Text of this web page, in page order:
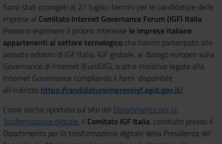
Sono stati prorogati al 27 luglio i termini per le candidature delle
imprese al Comitato Internet Governance Forum (IGF) Italia.
Possono esprimere il proprio interesse le imprese italiane
appartenenti al settore tecnologico che hanno partecipato alle
passate edizioni di IGF Italia, IGF globale, al dialogo europeo sulla
Governance di Internet (EuroDIG), o altre iniziative legate alla
Internet Governance compilando il form disponibile
all’indirizzo https://candidatureimpreseigf.agid.gov.it/
Come anche riportato sul sito del Dipartimento per la
Trasformazione digitale, il Comitato IGF Italia, costituito presso il
Dipartimento per la trasformazione digitale della Presidenza del